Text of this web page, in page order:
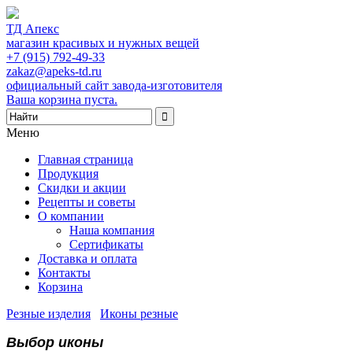
ТД Апекс
магазин красивых и нужных вещей
+7 (915) 792-49-33
zakaz@apeks-td.ru
официальный сайт завода-изготовителя
Ваша корзина пуста.
Меню
Главная страница
Продукция
Скидки и акции
Рецепты и советы
О компании
Наша компания
Сертификаты
Доставка и оплата
Контакты
Корзина
Резные изделия
Иконы резные
Выбор иконы